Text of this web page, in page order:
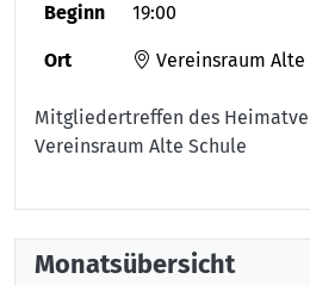
Beginn 19:00
Ort Vereinsraum
Mitgliedertreffen des
Vereinsraum Alte Schule
Monatsübersicht